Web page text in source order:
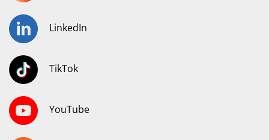
LinkedIn
TikTok
YouTube